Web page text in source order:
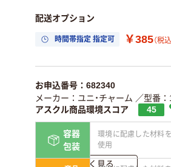
配送オプション
時間帯指定 指定可 ￥385（税込
お申込番号：682340
メーカー：ユニ・チャーム ／型番
アスクル商品環境スコア
45
容器
包装
環境に配慮した材料を
使用
詳しく見る